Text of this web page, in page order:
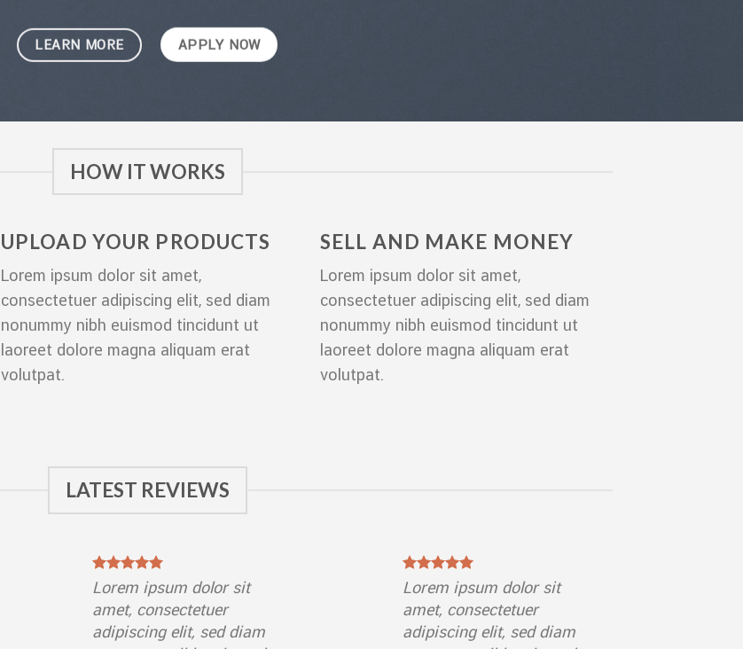
LEARN MORE APPLY NOW
HOW IT WORKS
UPLOAD YOUR PRODUCTS
Lorem ipsum dolor sit amet,
consectetuer adipiscing elit, sed diam
nonummy nibh euismod tincidunt ut
laoreet dolore magna aliquam erat
volutpat.
SELL AND MAKE MONEY
Lorem ipsum dolor sit amet,
consectetuer adipiscing elit, sed diam
nonummy nibh euismod tincidunt ut
laoreet dolore magna aliquam erat
volutpat.
LATEST REVIEWS
Lorem ipsum dolor sit
amet, consectetuer
adipiscing elit, sed diam
Lorem ipsum dolor sit
amet, consectetuer
adipiscing elit, sed diam